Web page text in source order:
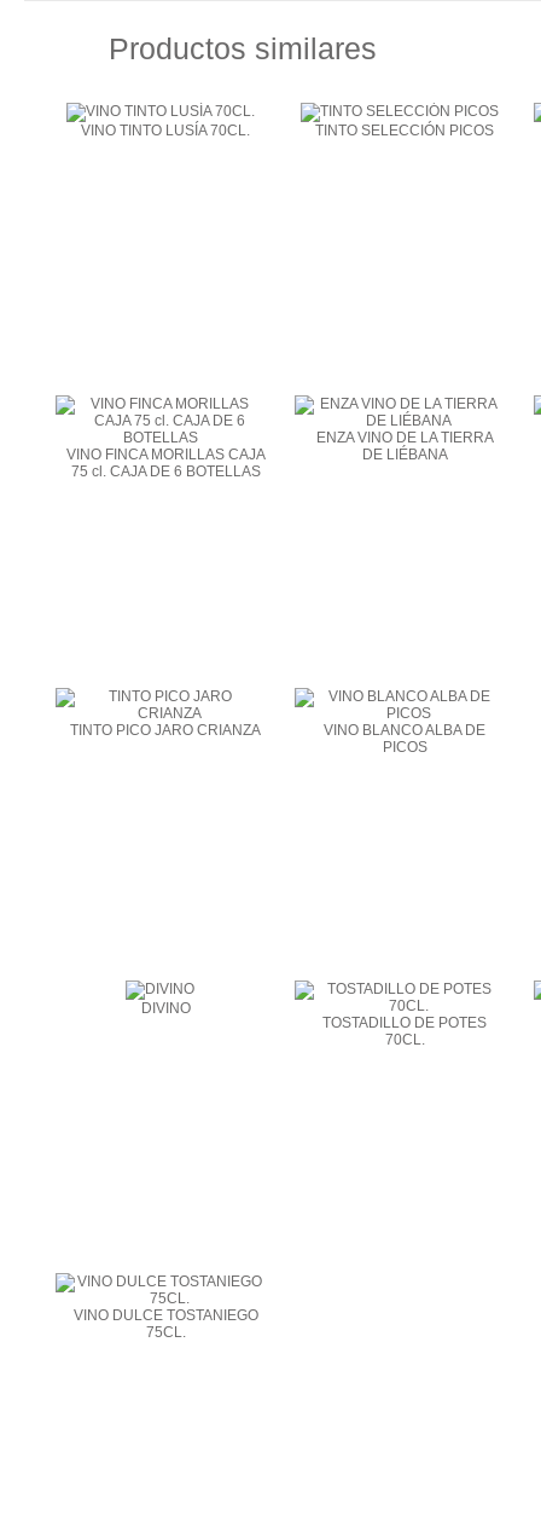
Productos similares
VINO TINTO LUSÍA 70CL. TINTO SELECCIÓN PICOS
VINO FINCA MORILLAS CAJA
75 cl. CAJA DE 6 BOTELLAS
ENZA VINO DE LA TIERRA
DE LIÉBANA
TINTO PICO JARO CRIANZA
VINO BLANCO ALBA DE
PICOS
DIVINO
TOSTADILLO DE POTES
70CL.
VINO DULCE TOSTANIEGO
75CL.